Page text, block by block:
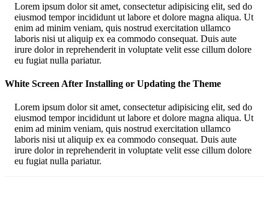
Lorem ipsum dolor sit amet, consectetur adipisicing elit, sed do
eiusmod tempor incididunt ut labore et dolore magna aliqua. Ut
enim ad minim veniam, quis nostrud exercitation ullamco
laboris nisi ut aliquip ex ea commodo consequat. Duis aute
irure dolor in reprehenderit in voluptate velit esse cillum dolore
eu fugiat nulla pariatur.
White Screen After Installing or Updating the Theme
Lorem ipsum dolor sit amet, consectetur adipisicing elit, sed do
eiusmod tempor incididunt ut labore et dolore magna aliqua. Ut
enim ad minim veniam, quis nostrud exercitation ullamco
laboris nisi ut aliquip ex ea commodo consequat. Duis aute
irure dolor in reprehenderit in voluptate velit esse cillum dolore
eu fugiat nulla pariatur.